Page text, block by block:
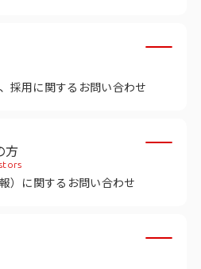
に関する課題
採用に関するお問い合わせ
方
）に関するお問い合わせ